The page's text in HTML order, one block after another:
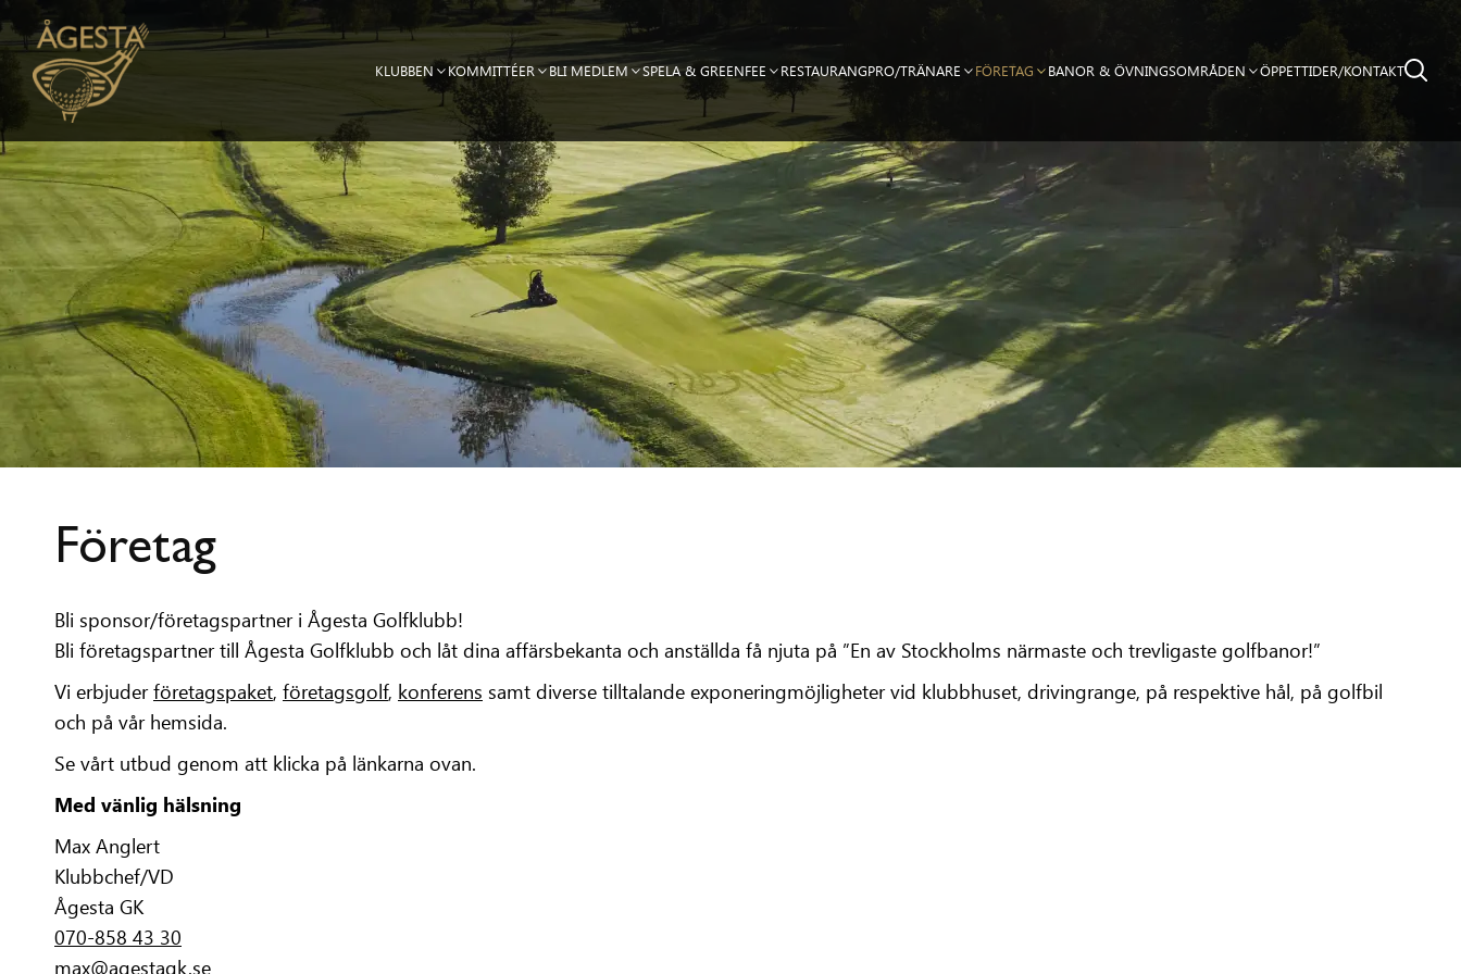
KLUBBEN KOMMITTÉER BLI MEDLEM SPELA & GREENFEE RESTAURANGPRO/TRÄNARE FÖRETAG BANOR & ÖVNINGSOMRÅDEN ÖPPETTIDER/KONTAKT
Företag
Bli sponsor/företagspartner i Ågesta Golfklubb!
Bli företagspartner till Ågesta Golfklubb och låt dina affärsbekanta och anställda få njuta på ”En av Stockholms närmaste och trevligaste golfbanor!”
Vi erbjuderföretagspaket, företagsgolf, konferens samt diverse tilltalande exponeringmöjligheter vid klubbhuset, drivingrange, på respektive hål, på golfbil
och på vår hemsida.
Se vårt utbud genom att klicka på länkarna ovan.
Med vänlig hälsning
Max Anglert
Klubbchef/VD
Ågesta GK
070-858 43 30
max@agestagk.se